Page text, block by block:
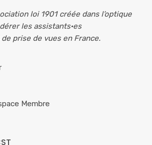
loi 1901 créée dans l’optique
les assistants·es
prise de vues en France.
Membre